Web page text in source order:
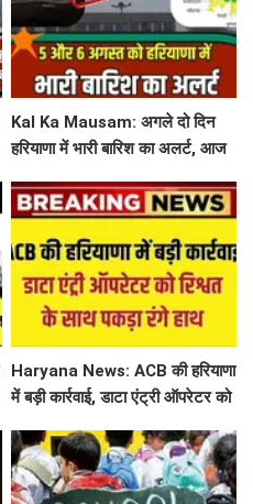
Kal Ka Mausam: अगले दो दिन
हरियाणा में भारी बारिश का अलर्ट, आज
बदरा
Haryana News: ACB की हरियाणा
में बड़ी कार्रवाई, डाटा एंट्री ऑपरेटर को